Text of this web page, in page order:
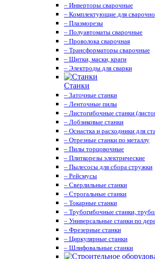
– Инверторы сварочные
– Комплектующие для
– Плазморезы
– Полуавтоматы сварочные
– Проволока сварочная
– Трансформаторы сварочные
– Щитки, маски, краги
– Электроды для сварки
Станки
– Заточные станки
– Ленточные пилы
– Листогибочные станки
– Лобзиковые станки
– Оснастка и расходники для
– Отрезные станки по металлу
– Пилы торцовочные
– Плиткорезы электрические
– Пылесосы для сбора стружки
– Рейсмусы
– Сверлильные станки
– Строгальные станки
– Токарные станки
– Трубогибочные станки,
– Универсальные станки по
– Фрезерные станки
– Циркулярные станки
– Шлифовальные станки